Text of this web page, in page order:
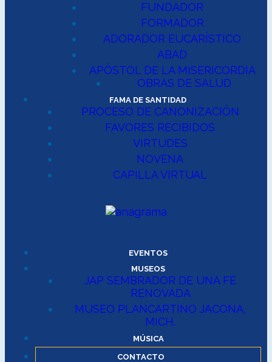
FUNDADOR
FORMADOR
ADORADOR EUCARÍSTICO
ABAD
APÓSTOL DE LA MISERICORDIA
OBRAS DE SALUD
FAMA DE SANTIDAD
PROCESO DE CANONIZACIÓN
FAVORES RECIBIDOS
VIRTUDES
NOVENA
CAPILLA VIRTUAL
EVENTOS
MUSEOS
JAP SEMBRADOR DE UNA FE
RENOVADA
MUSEO PLANCARTINO JACONA,
MICH.
MÚSICA
CONTACTO